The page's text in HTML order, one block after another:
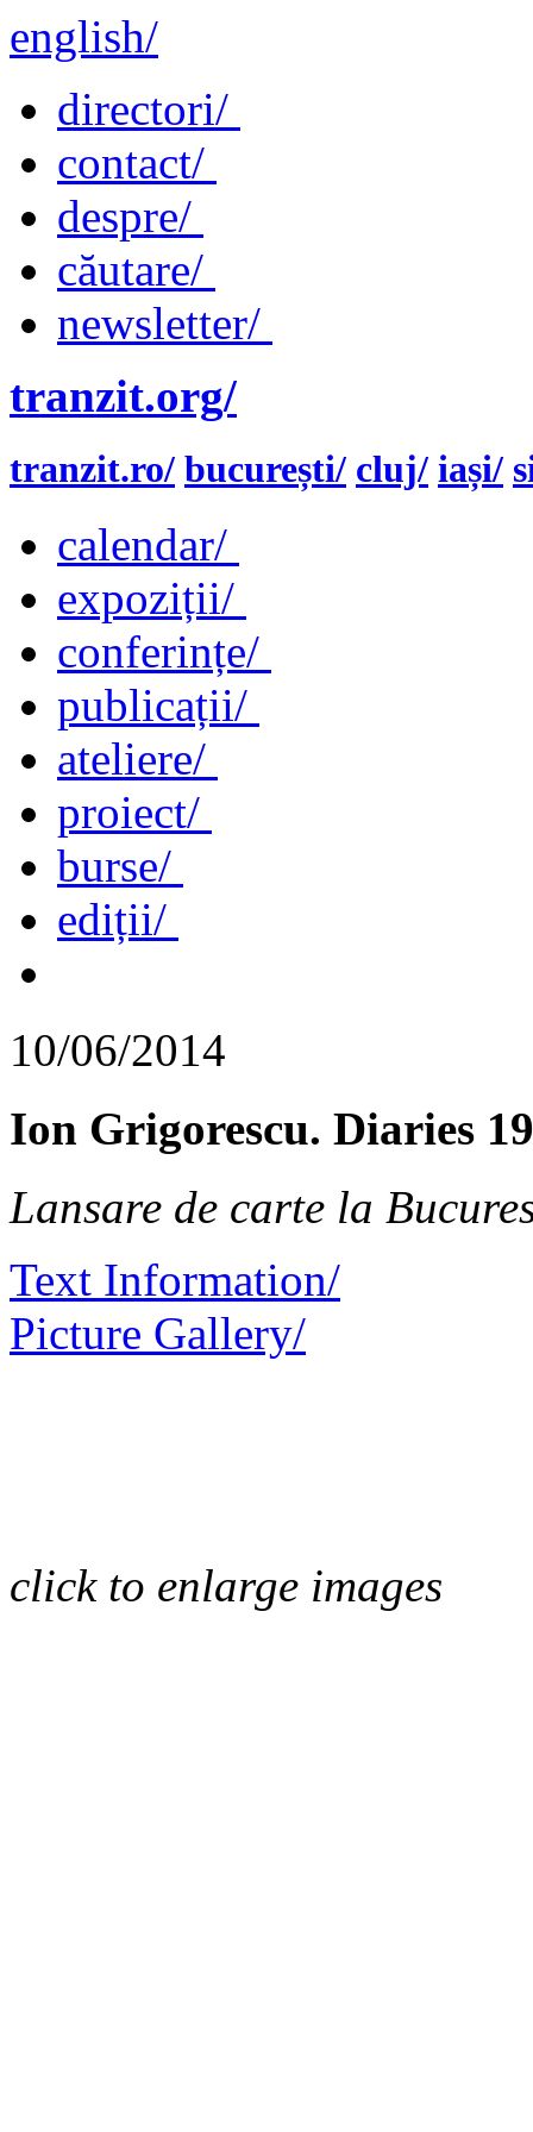
english/
directori/
contact/
despre/
căutare/
newsletter/
tranzit.org/
tranzit.ro/ bucurești/ cluj/ iași/
calendar/
expoziții/
conferințe/
publicații/
ateliere/
proiect/
burse/
ediții/
10/06/2014
Ion Grigorescu. Diaries
Lansare de carte la
Text Information/
Picture Gallery/
click to enlarge images